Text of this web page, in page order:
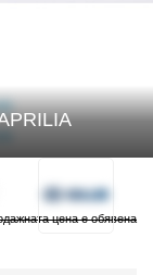
цена е обявена